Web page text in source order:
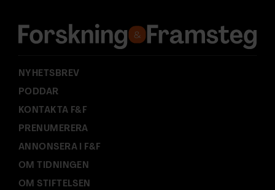
s
:
NYHETSBREV
PODDAR
KONTAKTA F&F
PRENUMERERA
ANNONSERA I F&F
OM TIDNINGEN
OM STIFTELSEN